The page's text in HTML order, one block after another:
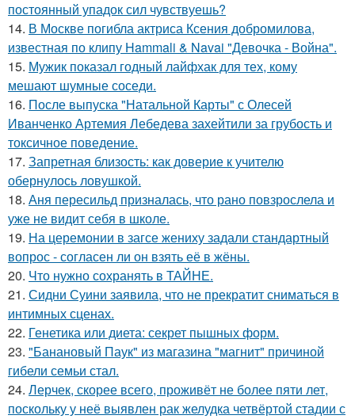
постоянный упадок сил чувствуешь?
14. В Москве погибла актриса Ксения добромилова,
известная по клипу Hammali & Navai "Девочка - Война".
15. Мужик показал годный лайфхак для тех, кому
мешают шумные соседи.
16. После выпуска "Натальной Карты" с Олесей
Иванченко Артемия Лебедева захейтили за грубость и
токсичное поведение.
17. Запретная близость: как доверие к учителю
обернулось ловушкой.
18. Аня пересильд призналась, что рано повзрослела и
уже не видит себя в школе.
19. На церемонии в загсе жениху задали стандартный
вопрос - согласен ли он взять её в жёны.
20. Что нужно сохранять в ТАЙНЕ.
21. Сидни Суини заявила, что не прекратит сниматься в
интимных сценах.
22. Генетика или диета: секрет пышных форм.
23. "Банановый Паук" из магазина "магнит" причиной
гибели семьи стал.
24. Лерчек, скорее всего, проживёт не более пяти лет,
поскольку у неё выявлен рак желудка четвёртой стадии с